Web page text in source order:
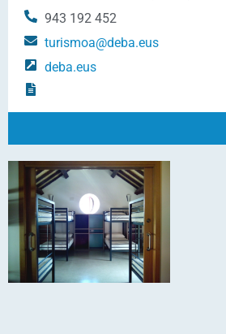
943 192 452
turismoa@deba.eus
deba.eus